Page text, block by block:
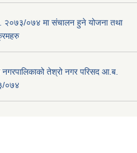
०७४ मा संचालन हुने योजना तथा
नगरपालिकाको तेश्रो नगर परिसद आ.ब.
०७४